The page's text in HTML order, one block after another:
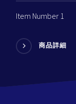
Item Number 1
商品詳細